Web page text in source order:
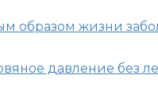
образом жизни
давление без